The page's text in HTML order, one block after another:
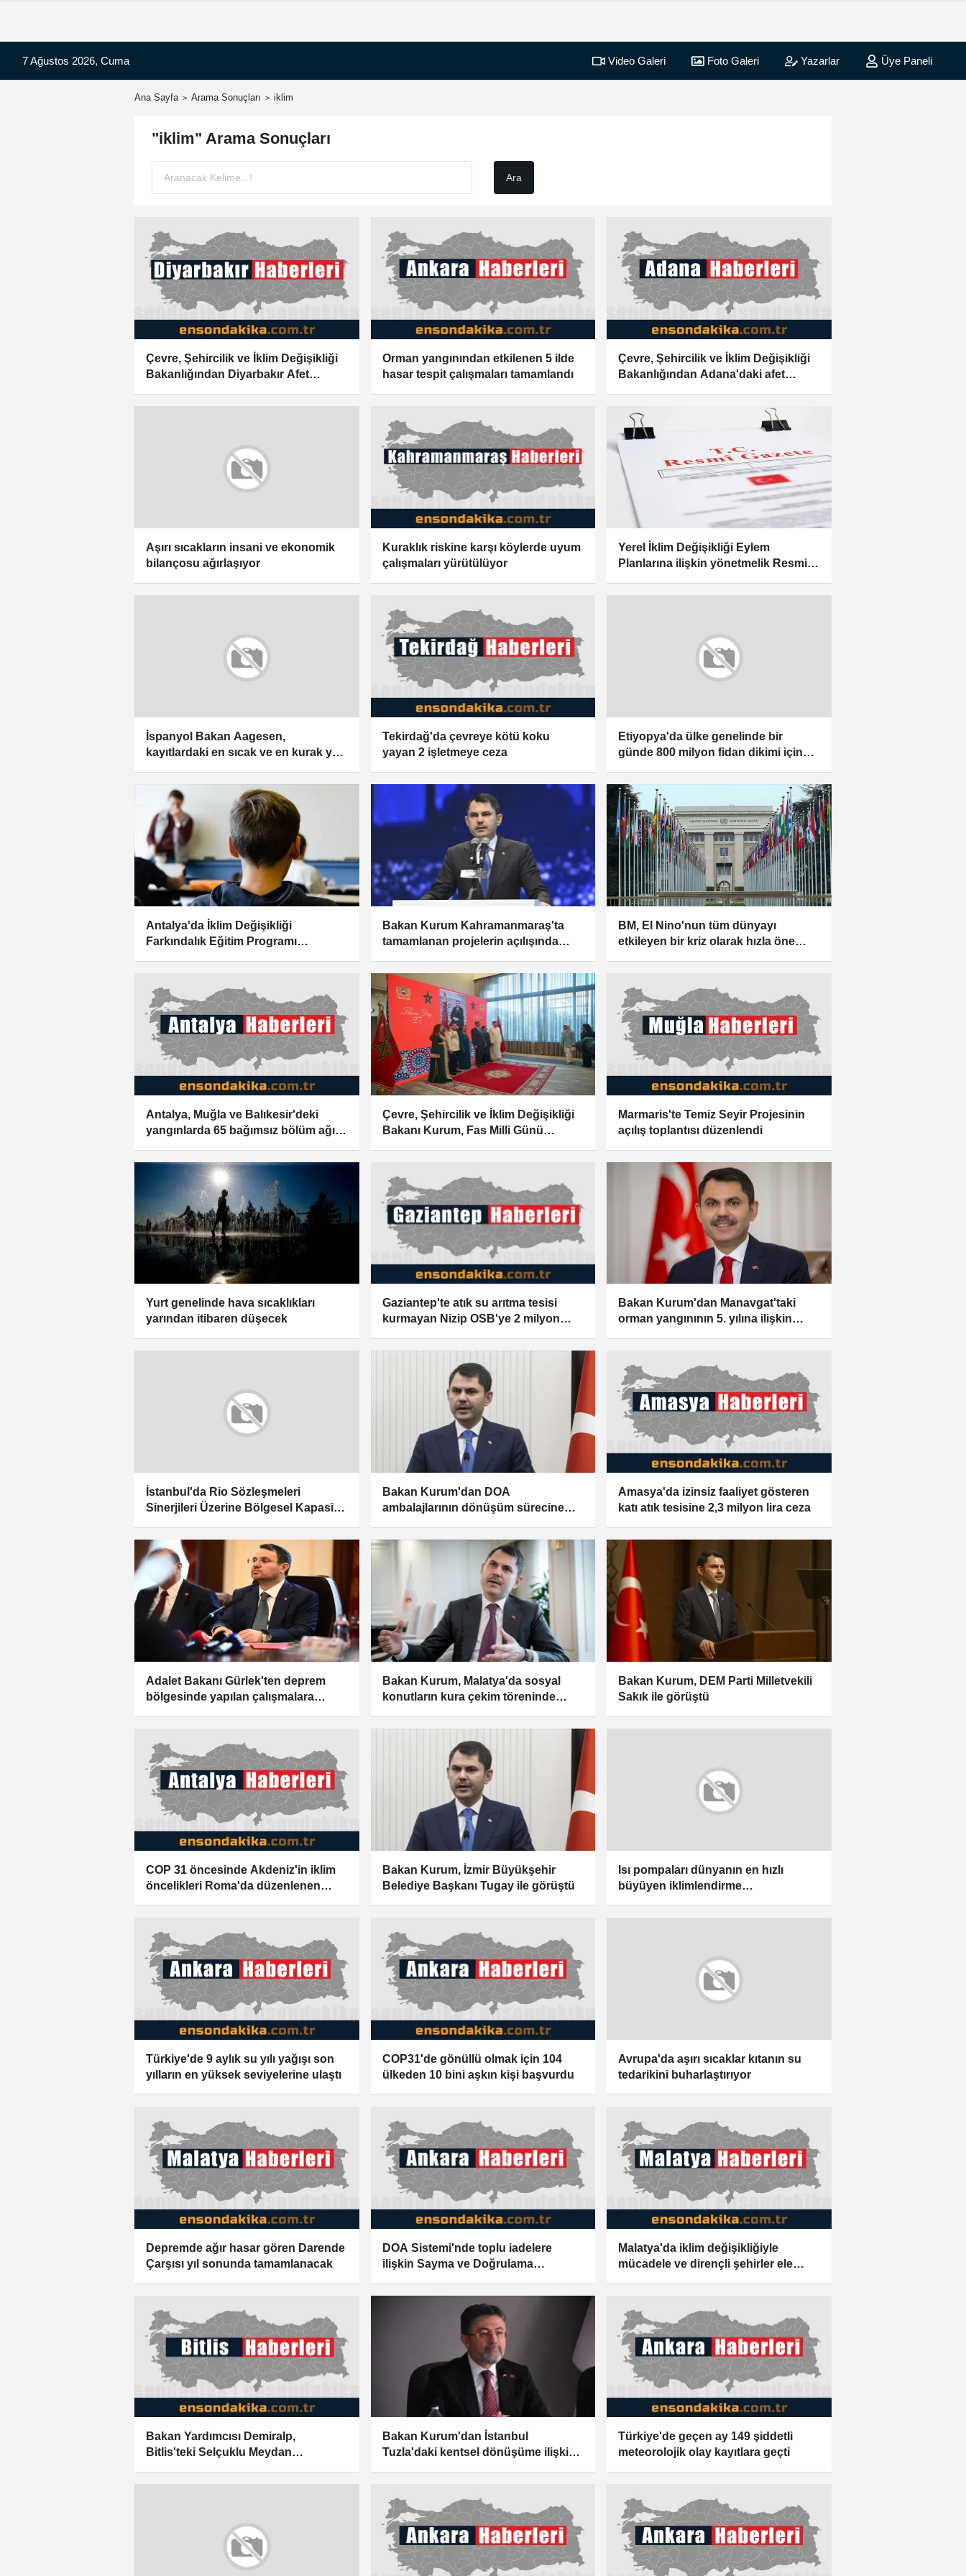
7 Ağustos 2026, Cuma Video Galeri Foto Galeri Yazarlar Üye Paneli
Ana Sayfa Arama Sonuçları iklim
"iklim" Arama Sonuçları
Çevre, Şehircilik ve İklim Değişikliği
Bakanlığından Diyarbakır Afet
Orman yangınından etkilenen 5 ilde
hasar tespit çalışmaları tamamlandı
Çevre, Şehircilik ve İklim Değişikliği
Bakanlığından Adana'daki afet
Aşırı sıcakların insani ve ekonomik
bilançosu ağırlaşıyor
Kuraklık riskine karşı köylerde uyum
çalışmaları yürütülüyor
Yerel İklim Değişikliği Eylem
Planlarına ilişkin yönetmelik Resmi
İspanyol Bakan Aagesen,
kayıtlardaki en sıcak ve en kurak yaz
Tekirdağ'da çevreye kötü koku
yayan 2 işletmeye ceza
Etiyopya'da ülke genelinde bir
günde 800 milyon fidan dikimi için
Antalya'da İklim Değişikliği
Farkındalık Eğitim Programı
Bakan Kurum Kahramanmaraş'ta
tamamlanan projelerin açılışında
BM, El Nino'nun tüm dünyayı
etkileyen bir kriz olarak hızla öne
Antalya, Muğla ve Balıkesir'deki
yangınlarda 65 bağımsız bölüm ağır
Çevre, Şehircilik ve İklim Değişikliği
Bakanı Kurum, Fas Milli Günü
Marmaris'te Temiz Seyir Projesinin
açılış toplantısı düzenlendi
Yurt genelinde hava sıcaklıkları
yarından itibaren düşecek
Gaziantep'te atık su arıtma tesisi
kurmayan Nizip OSB'ye 2 milyon
Bakan Kurum'dan Manavgat'taki
orman yangınının 5. yılına ilişkin
İstanbul'da Rio Sözleşmeleri
Sinerjileri Üzerine Bölgesel Kapasite
Bakan Kurum'dan DOA
ambalajlarının dönüşüm sürecine
Amasya'da izinsiz faaliyet gösteren
katı atık tesisine 2,3 milyon lira ceza
Adalet Bakanı Gürlek'ten deprem
bölgesinde yapılan çalışmalara
Bakan Kurum, Malatya'da sosyal
konutların kura çekim töreninde
Bakan Kurum, DEM Parti Milletvekili
Sakık ile görüştü
COP 31 öncesinde Akdeniz'in iklim
öncelikleri Roma'da düzenlenen
Bakan Kurum, İzmir Büyükşehir
Belediye Başkanı Tugay ile görüştü
Isı pompaları dünyanın en hızlı
büyüyen iklimlendirme
Türkiye'de 9 aylık su yılı yağışı son
yılların en yüksek seviyelerine ulaştı
COP31'de gönüllü olmak için 104
ülkeden 10 bini aşkın kişi başvurdu
Avrupa'da aşırı sıcaklar kıtanın su
tedarikini buharlaştırıyor
Depremde ağır hasar gören Darende
Çarşısı yıl sonunda tamamlanacak
DOA Sistemi'nde toplu iadelere
ilişkin Sayma ve Doğrulama
Malatya'da iklim değişikliğiyle
mücadele ve dirençli şehirler ele
Bakan Yardımcısı Demiralp,
Bitlis'teki Selçuklu Meydan
Bakan Kurum'dan İstanbul
Tuzla'daki kentsel dönüşüme ilişkin
Türkiye'de geçen ay 149 şiddetli
meteorolojik olay kayıtlara geçti